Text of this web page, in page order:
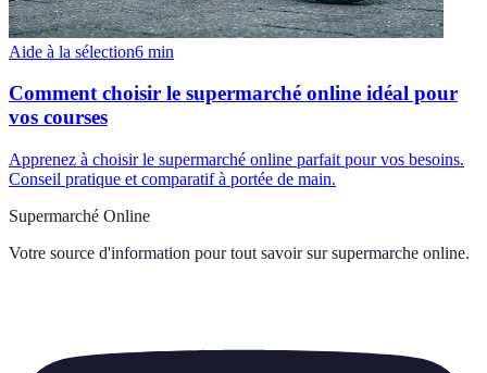
Aide à la sélection6 min
Comment choisir le supermarché online idéal pour
vos courses
Apprenez à choisir le supermarché online parfait pour vos besoins.
Conseil pratique et comparatif à portée de main.
Supermarché Online
Votre source d'information pour tout savoir sur supermarche online.